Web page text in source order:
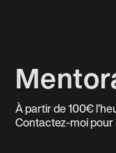
À partir de 100€
Contactez-moi